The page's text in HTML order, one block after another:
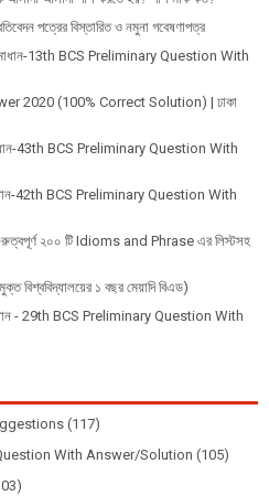
পত্রের বিস্তারিত ও নমুনা গবেষণাপত্র
ও সমাধান-13th BCS Preliminary Question With
2020 (100% Correct Solution) | ঢাকা
সমাধান-43th BCS Preliminary Question With
সমাধান-42th BCS Preliminary Question With
গুরুত্বপূর্ণ ২০০ টি Idioms and Phrase এর লিস্টসহ
বিশ্ববিদ্যালয়ের ১ বছর মেয়াদি বিএড)
সমাধান - 29th BCS Preliminary Question With
(117)
With Answer/Solution (105)